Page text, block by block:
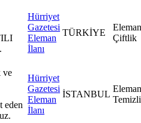
Hürriyet
Gazetesi
Eleman
İlanı
TÜRKİYE
Çiftlik
ve
eden
Hürriyet
Gazetesi
Eleman
İlanı
İSTANBUL